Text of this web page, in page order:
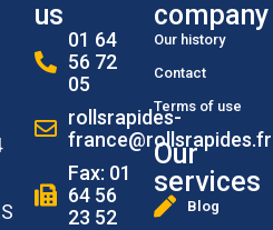
us
01 64
56 72
05
rollsrapides-
france@rollsrapides.fr
Fax: 01
64 56
23 52
company
Our history
Contact
Terms of use
Our
services
Blog